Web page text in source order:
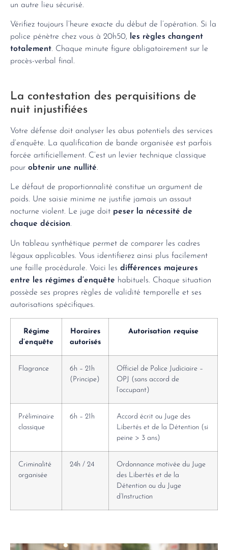
un autre lieu sécurisé.
Vérifiez toujours l’heure exacte du début de l’opération. Si la
police pénètre chez vous à 20h50, les règles changent
totalement. Chaque minute figure obligatoirement sur le
procès-verbal final.
La contestation des perquisitions de
nuit injustifiées
Votre défense doit analyser les abus potentiels des services
d’enquête. La qualification de bande organisée est parfois
forcée artificiellement. C’est un levier technique classique
pour obtenir une nullité.
Le défaut de proportionnalité constitue un argument de
poids. Une saisie minime ne justifie jamais un assaut
nocturne violent. Le juge doit peser la nécessité de
chaque décision.
Un tableau synthétique permet de comparer les cadres
légaux applicables. Vous identifierez ainsi plus facilement
une faille procédurale. Voici les différences majeures
entre les régimes d’enquête habituels. Chaque situation
possède ses propres règles de validité temporelle et ses
autorisations spécifiques.
Régime
d’enquête
Horaires
autorisés
Autorisation requise
Flagrance
6h – 21h
(Principe)
Officiel de Police Judiciaire –
OPJ (sans accord de
l’occupant)
Préliminaire
classique
6h – 21h
Accord écrit ou Juge des
Libertés et de la Détention (si
peine > 3 ans)
Criminalité
organisée
24h / 24
Ordonnance motivée du Juge
des Libertés et de la
Détention ou du Juge
d’Instruction